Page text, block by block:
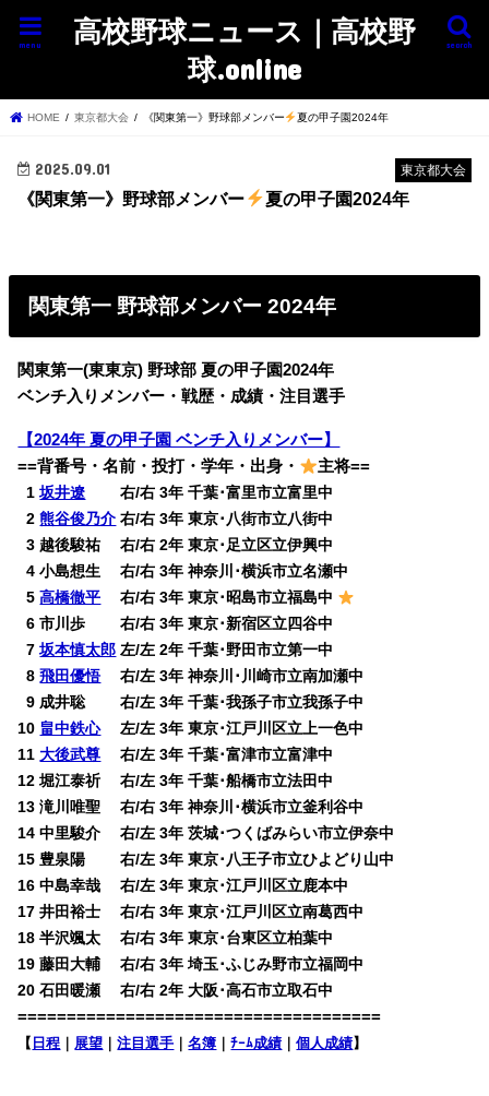
高校野球ニュース｜高校野
球.online
search
menu
HOME 東京都大会 《関東第一》野球部メンバー 夏の甲子園2024年
東京都大会
2025.09.01
《関東第一》野球部メンバー 夏の甲子園2024年
関東第一 野球部メンバー 2024年
関東第一(東東京) 野球部 夏の甲子園2024年
ベンチ入りメンバー・戦歴・成績・注目選手
【2024年 夏の甲子園 ベンチ入りメンバー】
==背番号・名前・投打・学年・出身・
主将==
1坂井遼 右/右 3年 千葉･富里市立富里中
02熊谷俊乃介 右/右 3年 東京･八街市立八街中
03 越後駿祐 右/右 2年 東京･足立区立伊興中
04 小島想生 右/右 3年 神奈川･横浜市立名瀬中
05高橋徹平 右/右 3年 東京･昭島市立福島中
06 市川歩 右/右 3年 東京･新宿区立四谷中
07坂本慎太郎 左/左 2年 千葉･野田市立第一中
08飛田優悟 右/左 3年 神奈川･川崎市立南加瀬中
09 成井聡 右/左 3年 千葉･我孫子市立我孫子中
10 畠中鉄心左/左 3年 東京･江戸川区立上一色中
11大後武尊 右/左 3年 千葉･富津市立富津中
12 堀江泰祈 右/左 3年 千葉･船橋市立法田中
13 滝川唯聖 右/右 3年 神奈川･横浜市立釜利谷中
14 中里駿介 右/左 3年 茨城･つくばみらい市立伊奈中
15 豊泉陽 右/左 3年 東京･八王子市立ひよどり山中
16 中島幸哉 右/左 3年 東京･江戸川区立鹿本中
17 井田裕士 右/右 3年 東京･江戸川区立南葛西中
18 半沢颯太 右/右 3年 東京･台東区立柏葉中
19 藤田大輔 右/右 3年 埼玉･ふじみ野市立福岡中
20 石田暖瀬 右/右 2年 大阪･高石市立取石中
=====================================
【 日程 展望 ｜注目選手 ｜名簿 ｜ﾁｰﾑ成績 ｜個人成績】